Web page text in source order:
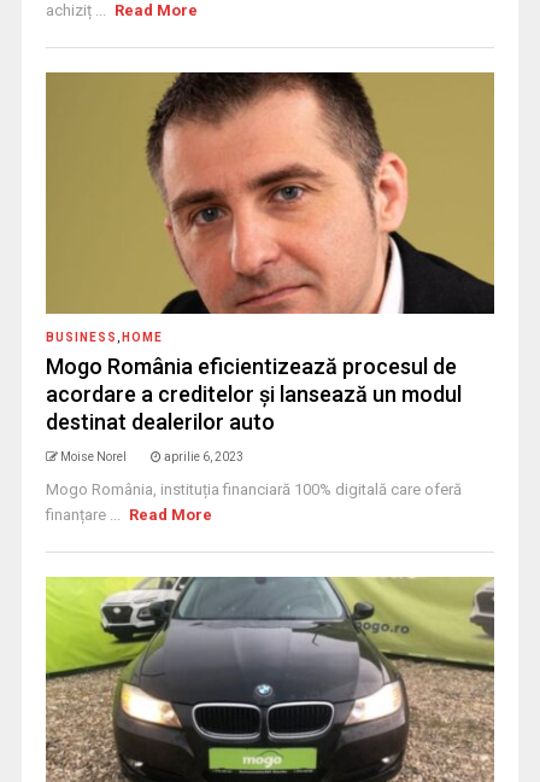
achiziț ... Read More
BUSINESS HOME
Mogo România eficientizează procesul de
acordare a creditelor și lansează un modul
destinat dealerilor auto
Moise Norel aprilie 6, 2023
Mogo România, instituția financiară 100% digitală care oferă
finanțare ... Read More